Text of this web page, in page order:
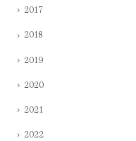
2017
2018
2019
2020
2021
2022